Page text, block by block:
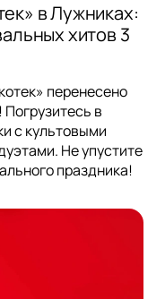
в Лужниках:
хитов 3
перенесено
в
с культовыми
Не упустите
праздника!